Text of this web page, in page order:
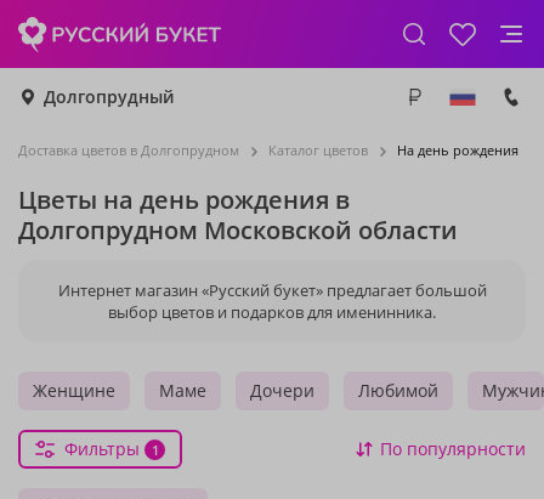
Долгопрудный
Доставка цветов в Долгопрудном Каталог цветов На день рождения
Цветы на день рождения в
Долгопрудном Московской области
Интернет магазин «Русский букет» предлагает большой
выбор цветов и подарков для именинника.
Женщине Маме Дочери Любимой
Фильтры 1 По популярности